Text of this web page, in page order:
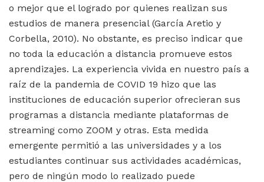
o mejor que el logrado por quienes realizan sus
estudios de manera presencial (García Aretio y
Corbella, 2010). No obstante, es preciso indicar que
no toda la educación a distancia promueve estos
aprendizajes. La experiencia vivida en nuestro país a
raíz de la pandemia de COVID 19 hizo que las
instituciones de educación superior ofrecieran sus
programas a distancia mediante plataformas de
streaming como ZOOM y otras. Esta medida
emergente permitió a las universidades y a los
estudiantes continuar sus actividades académicas,
pero de ningún modo lo realizado puede